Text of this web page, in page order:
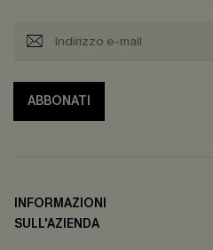
ABBONATI
INFORMAZIONI
SULL'AZIENDA